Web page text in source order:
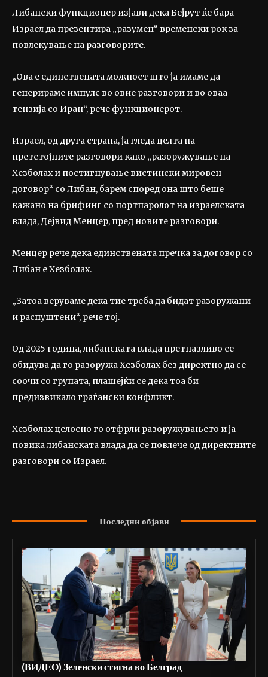
Либански функционер изјави дека Бејрут ќе бара
Израел да презентира „разумен“ временски рок за
повлекување на разговорите.
„Ова е единствената можност што ја имаме да
генерираме импулс во овие разговори и во оваа
тензија со Иран“, рече функционерот.
Израел, од друга страна, ја гледа целта на
претстојните разговори како „разоружување на
Хезболах и постигнување вистински мировен
договор“ со Либан, барем според она што беше
кажано на брифинг со портпаролот на израелската
влада, Дејвид Менцер, пред новите разговори.
Менцер рече дека единствената пречка за договор со
Либан е Хезболах.
„Затоа веруваме дека тие треба да бидат разоружани
и распуштени“, рече тој.
Од 2025 година, либанската влада претпазливо се
обидува да го разоружа Хезболах без директно да се
соочи со групата, плашејќи се дека тоа би
предизвикало граѓански конфликт.
Хезболах целосно го отфрли разоружувањето и ја
повика либанската влада да се повлече од директните
разговори со Израел.
Последни објави
(ВИДЕО) Зеленски стигна во Белград